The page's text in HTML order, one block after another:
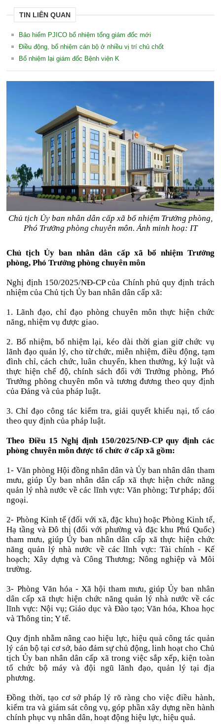
TIN LIÊN QUAN
Bảo hiểm PJICO bổ nhiệm tổng giám đốc mới
Điều động, bổ nhiệm cán bộ ở nhiều vị trí chủ chốt
Bổ nhiệm lại giám đốc Bệnh viện K
Chủ tịch Ủy ban nhân dân cấp xã bổ nhiệm Trưởng phòng,
Phó Trưởng phòng chuyên môn. Ảnh minh hoạ: IT
Chủ tịch Ủy ban nhân dân cấp xã bổ nhiệm Trưởng
phòng, Phó Trưởng phòng chuyên môn
Nghị định 150/2025/NĐ-CP của Chính phủ quy định trách
nhiệm của Chủ tịch Ủy ban nhân dân cấp xã:
1. Lãnh đạo, chỉ đạo phòng chuyên môn thực hiện chức
năng, nhiệm vụ được giao.
2. Bổ nhiệm, bổ nhiệm lại, kéo dài thời gian giữ chức vụ
lãnh đạo quản lý, cho từ chức, miễn nhiệm, điều động, tạm
đình chỉ, cách chức, luân chuyển, khen thưởng, kỷ luật và
thực hiện chế độ, chính sách đối với Trưởng phòng, Phó
Trưởng phòng chuyên môn và tương đương theo quy định
của Đảng và của pháp luật.
3. Chỉ đạo công tác kiểm tra, giải quyết khiếu nại, tố cáo
theo quy định của pháp luật.
Theo Điều 15 Nghị định 150/2025/NĐ-CP quy định các
phòng chuyên môn được tổ chức ở cấp xã gồm:
1- Văn phòng Hội đồng nhân dân và Ủy ban nhân dân tham
mưu, giúp Ủy ban nhân dân cấp xã thực hiện chức năng
quản lý nhà nước về các lĩnh vực: Văn phòng; Tư pháp; đối
ngoại.
2- Phòng Kinh tế (đối với xã, đặc khu) hoặc Phòng Kinh tế,
Hạ tầng và Đô thị (đối với phường và đặc khu Phú Quốc)
tham mưu, giúp Ủy ban nhân dân cấp xã thực hiện chức
năng quản lý nhà nước về các lĩnh vực: Tài chính - Kế
hoạch; Xây dựng và Công Thương; Nông nghiệp và Môi
trường.
3- Phòng Văn hóa - Xã hội tham mưu, giúp Ủy ban nhân
dân cấp xã thực hiện chức năng quản lý nhà nước về các
lĩnh vực: Nội vụ; Giáo dục và Đào tạo; Văn hóa, Khoa học
và Thông tin; Y tế.
Quy định nhằm nâng cao hiệu lực, hiệu quả công tác quản
lý cán bộ tại cơ sở, bảo đảm sự chủ động, linh hoạt cho Chủ
tịch Ủy ban nhân dân cấp xã trong việc sắp xếp, kiện toàn
tổ chức bộ máy và đội ngũ lãnh đạo, quản lý tại địa
phương.
Đồng thời, tạo cơ sở pháp lý rõ ràng cho việc điều hành,
kiểm tra và giám sát công vụ, góp phần xây dựng nền hành
chính phục vụ nhân dân, hoạt động hiệu lực, hiệu quả.